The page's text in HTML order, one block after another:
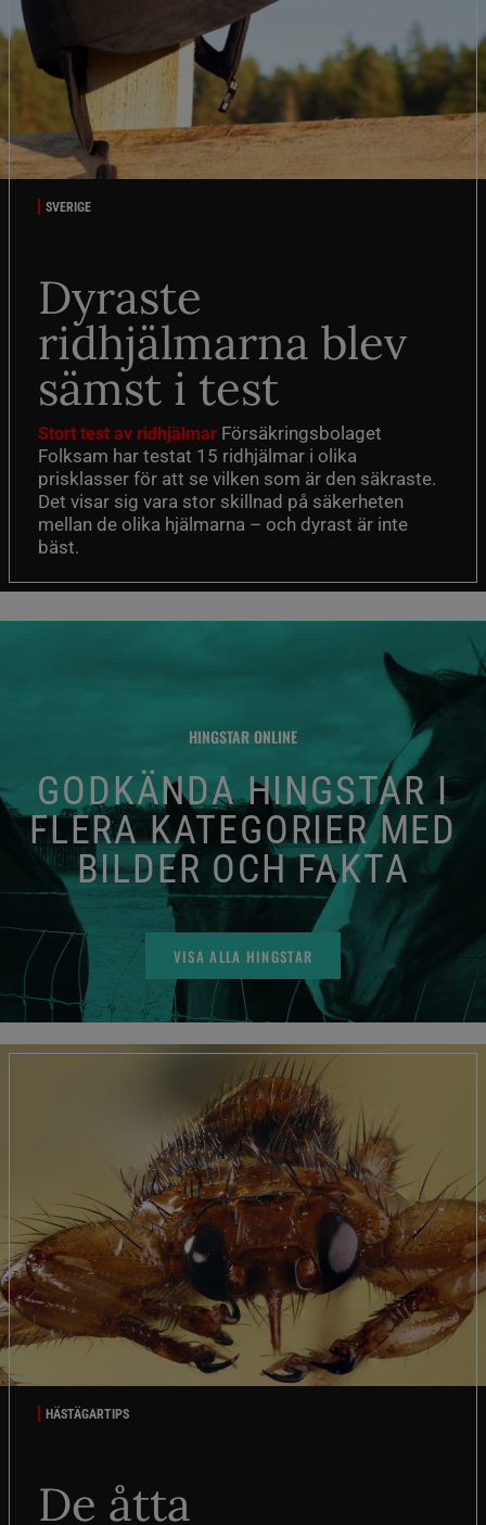
SVERIGE
Dyraste
ridhjälmarna blev
sämst i test
Stort test av ridhjälmar Försäkringsbolaget
Folksam har testat 15 ridhjälmar i olika
prisklasser för att se vilken som är den säkraste.
Det visar sig vara stor skillnad på säkerheten
mellan de olika hjälmarna – och dyrast är inte
bäst.
HINGSTAR ONLINE
GODKÄNDA HINGSTAR I
FLERA KATEGORIER MED
BILDER OCH FAKTA
VISA ALLA HINGSTAR
HÄSTÄGARTIPS
De åtta